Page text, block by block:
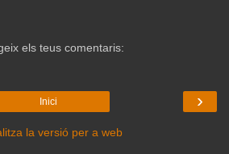
els teus comentaris:
›
Inici
la versió per a web